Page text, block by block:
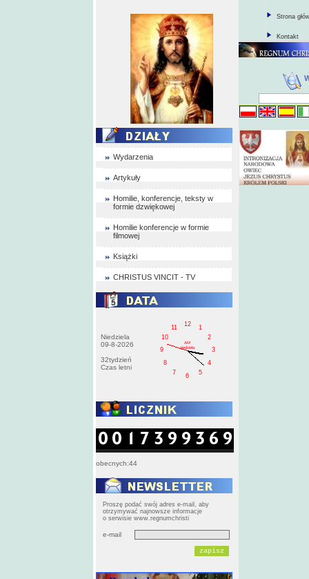
Wydarzenia
Artykuły
Homilie, konferencje, teksty w
formie dzwiękowej
Homilie konferencje w formie
filmowej
Książki
CHRISTUS VINCIT - TV
Niedziela
09-8-2026
32tydzień
Czas letni
1
2
3
4
5
6
7
8
9
10
11
12
AM
niedziela
obecnych:44
Proszę podać swój adres e-mail, aby
otrzymywać najnowsze informacje
o serwisie www.regnumchristi
e-mail
Strona
Kontakt